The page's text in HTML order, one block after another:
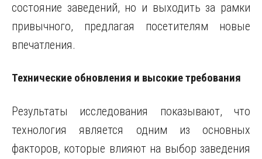
состояние заведений, но и выходить за рамки
привычного, предлагая посетителям новые
впечатления.
Технические обновления и высокие требования
Результаты исследования показывают, что
технология является одним из основных
факторов, которые влияют на выбор заведения